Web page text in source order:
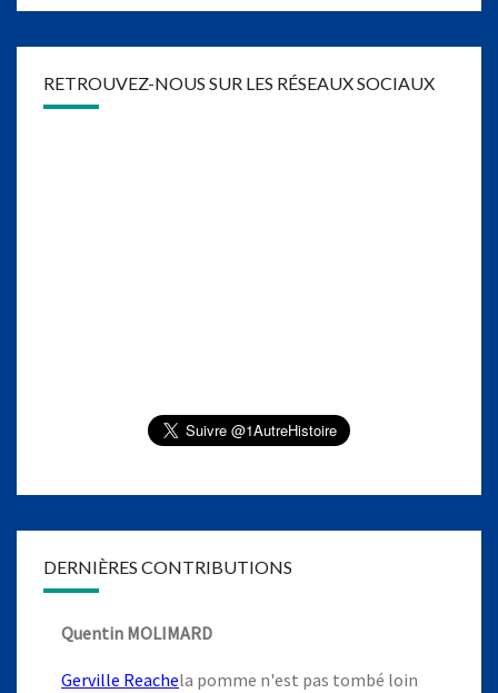
RETROUVEZ-NOUS SUR LES RÉSEAUX SOCIAUX
DERNIÈRES CONTRIBUTIONS
Quentin MOLIMARD
Gerville Reachela pomme n'est pas tombé loin